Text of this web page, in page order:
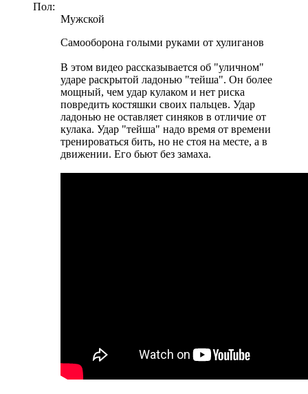
Пол:
Мужской
Самооборона голыми руками от хулиганов
В этом видео рассказывается об "уличном"
ударе раскрытой ладонью "тейша". Он более
мощный, чем удар кулаком и нет риска
повредить костяшки своих пальцев. Удар
ладонью не оставляет синяков в отличие от
кулака. Удар "тейша" надо время от времени
тренироваться бить, но не стоя на месте, а в
движении. Его бьют без замаха.